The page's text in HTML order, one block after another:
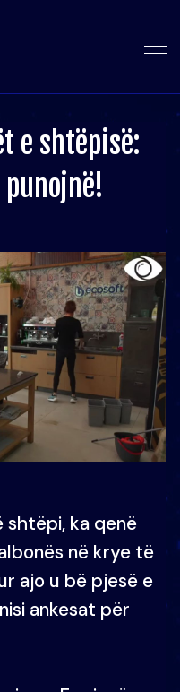
e shtëpisë:
shtëpi, ka qenë
në krye të
ajo u bë pjesë e
ankesat për